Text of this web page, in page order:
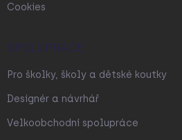
Cookies
SPOLUPRÁCE
Pro školky, školy a dětské koutky
Designér a návrhář
Velkoobchodní spolupráce